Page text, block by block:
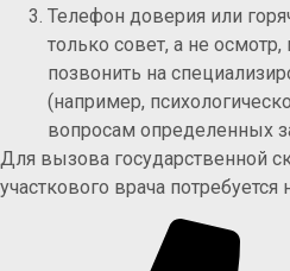
Телефон доверия или
только совет, а не
позвонить на
(например,
вопросам определенных
Для вызова государственной
участкового врача